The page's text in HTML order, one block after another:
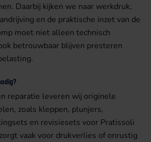
Daarbij kijken we naar werkdruk,
en de praktische inzet van de
moet niet alleen technisch
betrouwbaar blijven presteren
reparatie leveren wij originele
zoals kleppen, plunjers,
en revisiesets voor Pratissoli
vaak voor drukverlies of onrustig